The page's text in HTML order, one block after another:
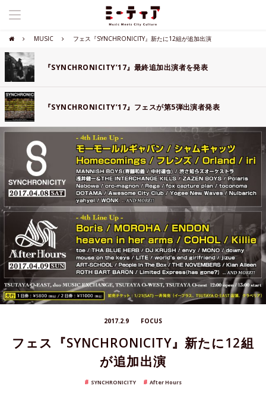
MUSIC フェス『SYNCHRONICITY』新たに12組が追加出演
『SYNCHRONICITY’17』最終追加出演者を発表
『SYNCHRONICITY’17』フェスが第5弾出演者発表
2017.2.9 FOCUS
フェス『SYNCHRONICITY』新たに12組
が追加出演
SYNCHRONICITY After Hours